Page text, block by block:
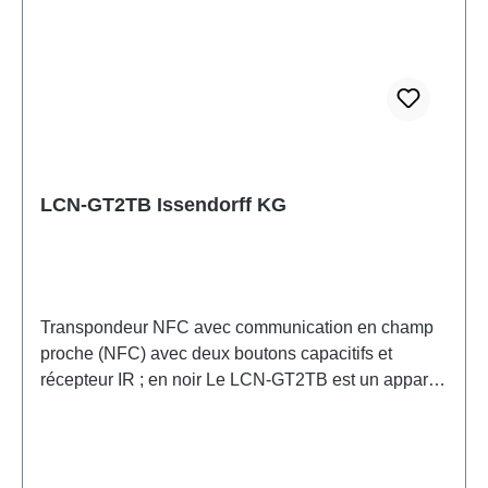
LCN-GT2TB Issendorff KG
Transpondeur NFC avec communication en champ
proche (NFC) avec deux boutons capacitifs et
récepteur IR ; en noir Le LCN-GT2TB est un appareil